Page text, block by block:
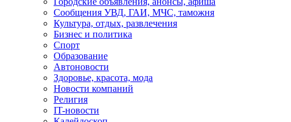
Сообщения УВД, ГАИ, МЧС, таможня
Культура, отдых, развлечения
Бизнес и политика
Спорт
Образование
Автоновости
Здоровье, красота, мода
Новости компаний
Религия
IT-новости